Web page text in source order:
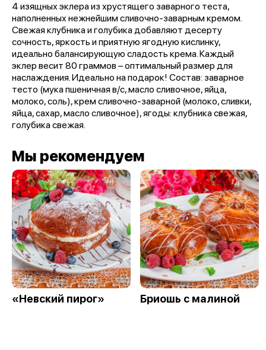
4 изящных эклера из хрустящего заварного теста,
наполненных нежнейшим сливочно-заварным кремом.
Свежая клубника и голубика добавляют десерту
сочность, яркость и приятную ягодную кислинку,
идеально балансирующую сладость крема. Каждый
эклер весит 80 граммов – оптимальный размер для
наслаждения. Идеально на подарок! Состав: заварное
тесто (мука пшеничная в/с, масло сливочное, яйца,
молоко, соль), крем сливочно-заварной (молоко, сливки,
яйца, сахар, масло сливочное), ягоды: клубника свежая,
голубика свежая.
Мы рекомендуем
«Невский пирог» Бриошь с малиной